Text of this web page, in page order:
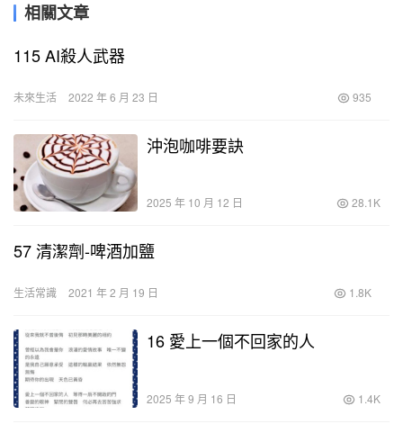
相關文章
115 AI殺人武器
未來生活 2022 年 6 月 23 日 935
沖泡咖啡要訣
2025 年 10 月 12 日 28.1K
57 清潔劑-啤酒加鹽
生活常識 2021 年 2 月 19 日 1.8K
16 愛上一個不回家的人
2025 年 9 月 16 日 1.4K